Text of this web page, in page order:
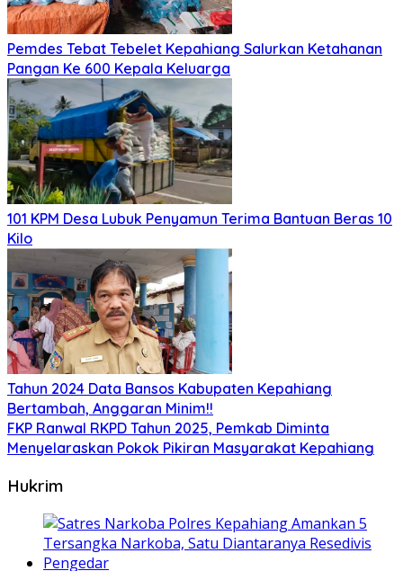
Pemdes Tebat Tebelet Kepahiang Salurkan Ketahanan
Pangan Ke 600 Kepala Keluarga
101 KPM Desa Lubuk Penyamun Terima Bantuan Beras 10
Kilo
Tahun 2024 Data Bansos Kabupaten Kepahiang
Bertambah, Anggaran Minim!!
FKP Ranwal RKPD Tahun 2025, Pemkab Diminta
Menyelaraskan Pokok Pikiran Masyarakat Kepahiang
Hukrim